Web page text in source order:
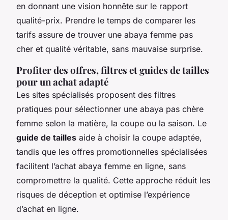
en donnant une vision honnête sur le rapport
qualité-prix. Prendre le temps de comparer les
tarifs assure de trouver une abaya femme pas
cher et qualité véritable, sans mauvaise surprise.
Profiter des offres, filtres et guides de tailles
pour un achat adapté
Les sites spécialisés proposent des filtres
pratiques pour sélectionner une abaya pas chère
femme selon la matière, la coupe ou la saison. Le
guide de tailles aide à choisir la coupe adaptée,
tandis que les offres promotionnelles spécialisées
facilitent l’achat abaya femme en ligne, sans
compromettre la qualité. Cette approche réduit les
risques de déception et optimise l’expérience
d’achat en ligne.